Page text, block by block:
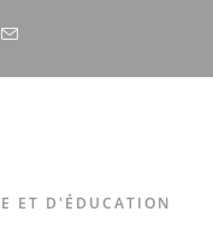
ET D'ÉDUCATION